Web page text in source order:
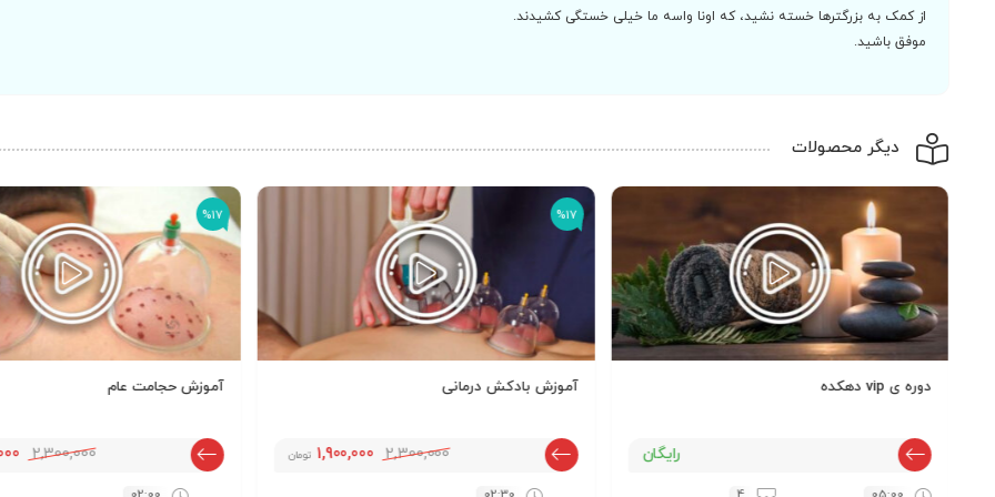
از کمک به بزرگترها خسته نشید، که اونا واسه ما خیلی خستگی کشیدند.
موفق باشید.
دیگر محصولات
دوره ی vip دهکده
رایگان
%17
آموزش بادکش درمانی
2,300,000
1,900,000 تومان
%17
آموزش حجامت عام
2,300,000